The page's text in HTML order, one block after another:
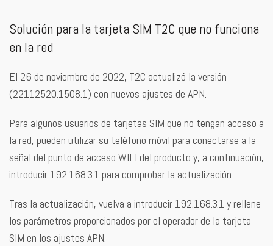
Solución para la tarjeta SIM T2C que no funciona
en la red
El 26 de noviembre de 2022, T2C actualizó la versión
(22112520.1508.1) con nuevos ajustes de APN.
Para algunos usuarios de tarjetas SIM que no tengan acceso a
la red, pueden utilizar su teléfono móvil para conectarse a la
señal del punto de acceso WIFI del producto y, a continuación,
introducir 192.168.3.1 para comprobar la actualización.
Tras la actualización, vuelva a introducir 192.168.3.1 y rellene
los parámetros proporcionados por el operador de la tarjeta
SIM en los ajustes APN.